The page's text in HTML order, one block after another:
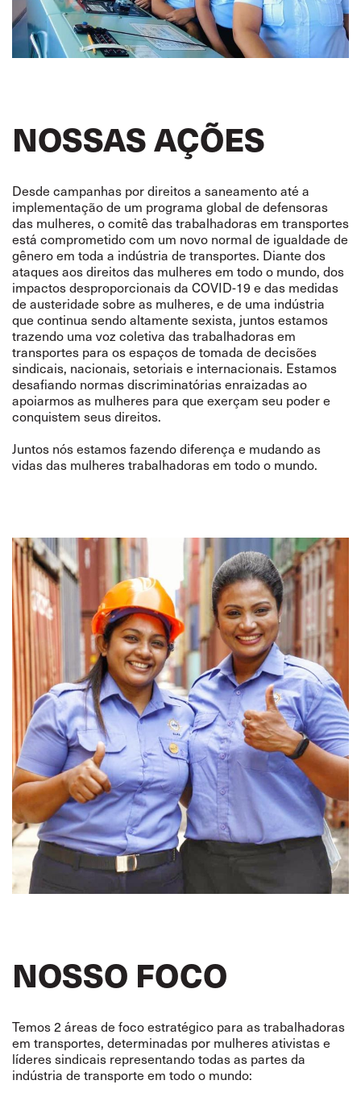
NOSSAS AÇÕES
Desde campanhas por direitos a saneamento até a
implementação de um programa global de defensoras
das mulheres, o comitê das trabalhadoras em transportes
está comprometido com um novo normal de igualdade de
gênero em toda a indústria de transportes. Diante dos
ataques aos direitos das mulheres em todo o mundo, dos
impactos desproporcionais da COVID-19 e das medidas
de austeridade sobre as mulheres, e de uma indústria
que continua sendo altamente sexista, juntos estamos
trazendo uma voz coletiva das trabalhadoras em
transportes para os espaços de tomada de decisões
sindicais, nacionais, setoriais e internacionais. Estamos
desafiando normas discriminatórias enraizadas ao
apoiarmos as mulheres para que exerçam seu poder e
conquistem seus direitos.
Juntos nós estamos fazendo diferença e mudando as
vidas das mulheres trabalhadoras em todo o mundo.
NOSSO FOCO
Temos 2 áreas de foco estratégico para as trabalhadoras
em transportes, determinadas por mulheres ativistas e
líderes sindicais representando todas as partes da
indústria de transporte em todo o mundo: